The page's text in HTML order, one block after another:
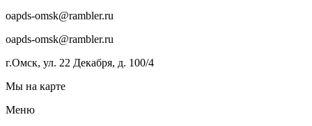
oapds-omsk@rambler.ru
oapds-omsk@rambler.ru
г.Омск, ул. 22 Декабря, д. 100/4
Мы на карте
Меню